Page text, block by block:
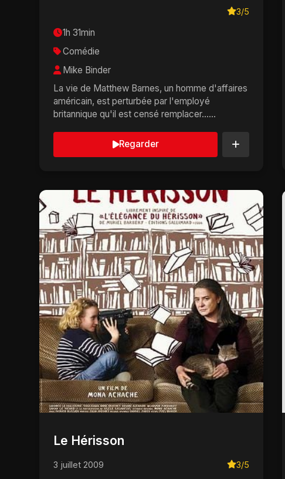
3/5
1h 31min
Comédie
Mike Binder
La vie de Matthew Barnes, un homme d'affaires
américain, est perturbée par l'employé
britannique qu'il est censé remplacer......
Regarder
Le Hérisson
3 juillet 2009 3/5